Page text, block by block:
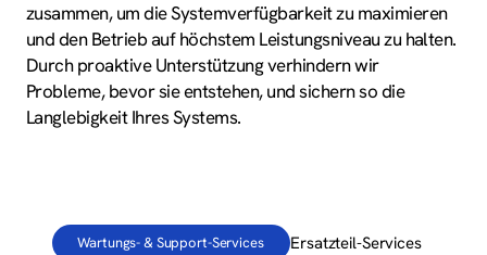
zusammen, um die Systemverfügbarkeit zu maximieren
und den Betrieb auf höchstem Leistungsniveau zu halten.
Durch proaktive Unterstützung verhindern wir
Probleme, bevor sie entstehen, und sichern so die
Langlebigkeit Ihres Systems.
Wartungs- & Support-Services
Ersatzteil-Services